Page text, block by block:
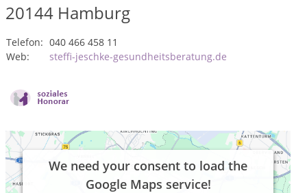
20144 Hamburg
Telefon: 040 466 458 11
Web:
steffi-jeschke-gesundheitsberatung.de
We need your consent to load the
Google Maps service!